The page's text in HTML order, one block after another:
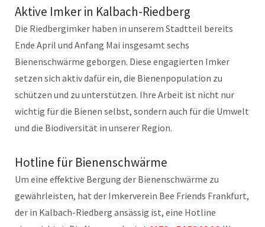
Aktive Imker in Kalbach-Riedberg
Die Riedbergimker haben in unserem Stadtteil bereits
Ende April und Anfang Mai insgesamt sechs
Bienenschwärme geborgen. Diese engagierten Imker
setzen sich aktiv dafür ein, die Bienenpopulation zu
schützen und zu unterstützen. Ihre Arbeit ist nicht nur
wichtig für die Bienen selbst, sondern auch für die Umwelt
und die Biodiversität in unserer Region.
Hotline für Bienenschwärme
Um eine effektive Bergung der Bienenschwärme zu
gewährleisten, hat der Imkerverein Bee Friends Frankfurt,
der in Kalbach-Riedberg ansässig ist, eine Hotline